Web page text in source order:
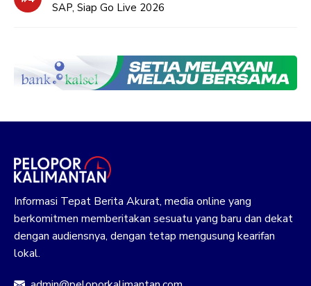
SAP, Siap Go Live 2026
Informasi Tepat Berita Akurat, media online yang
berkomitmen memberitakan sesuatu yang baru dan dekat
dengan audiensnya, dengan tetap mengusung kearifan
lokal.